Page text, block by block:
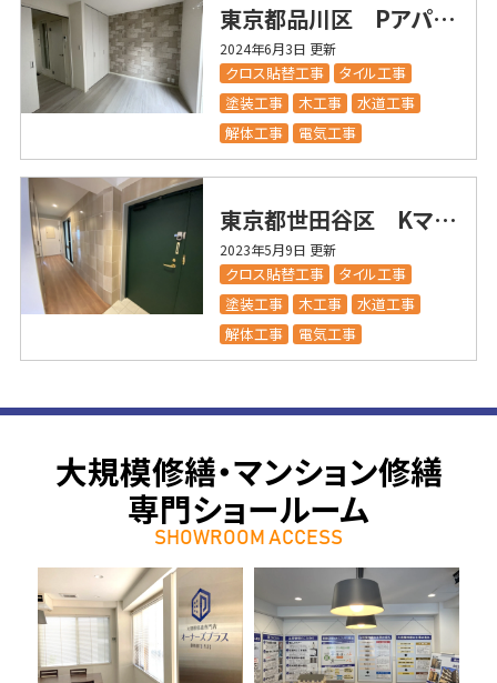
東京都品川区 Pアパート様 内装フルリフォーム工事
2024年6月3日 更新
クロス貼替工事
タイル工事
塗装工事
木工事
水道工事
解体工事
電気工事
東京都世田谷区 Kマンション様 内装フルリフォーム工事
2023年5月9日 更新
クロス貼替工事
タイル工事
塗装工事
木工事
水道工事
解体工事
電気工事
大規模修繕・マンション修繕
専門ショールーム
SHOWROOM ACCESS